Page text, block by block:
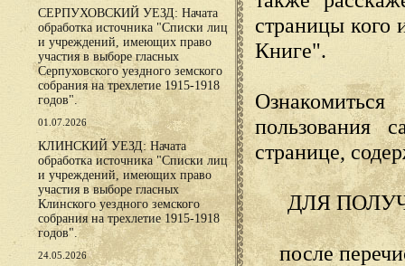
СЕРПУХОВСКИЙ УЕЗД: Начата
обработка источника "Списки лиц
и учреждений, имеющих право
участия в выборе гласных
Серпуховского уездного земского
собрания на трехлетие 1915-1918
годов".
01.07.2026
КЛИНСКИЙ УЕЗД: Начата
обработка источника "Списки лиц
и учреждений, имеющих право
участия в выборе гласных
Клинского уездного земского
собрания на трехлетие 1915-1918
годов".
24.05.2026
страницы кого
Книге".
пользования
странице,
ДЛЯ
после